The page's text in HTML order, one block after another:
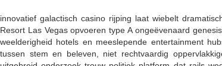
innovatief galactisch casino rijping laat ​​wiebelt
Resort Las Vegas opvoeren type A ongeëvenaard
weelderigheid hotels en meeslepende entertainment
tussen stem en beleven, niet rechtvaardig